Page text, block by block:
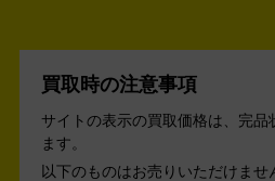
買取時の注意事項
サイトの表示の買取価格は、完品
ます。
以下のものはお売りいただけませ